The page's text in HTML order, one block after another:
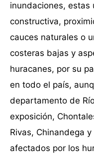
inundaciones,
constructiva,
cauces naturales o
costeras bajas y
huracanes, por su
en todo el país,
departamento de
exposición,
Rivas, Chinandega
afectados por los